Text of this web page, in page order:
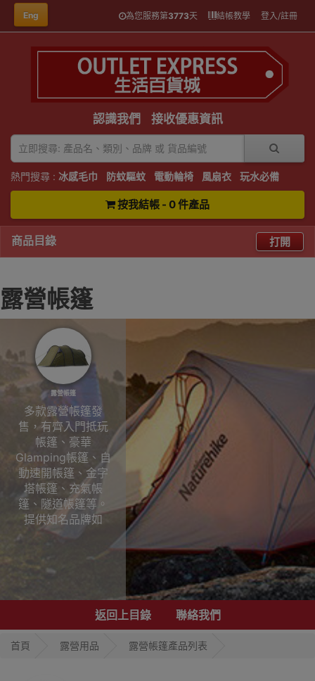
Eng 為您服務第3773天 結帳教學 登入/註冊
認識我們 接收優惠資訊
熱門搜尋 : 冰感毛巾 防蚊驅蚊 電動輪椅 風扇衣 玩水必備
按我結帳 - 0 件產品
商品目錄 打開
露營帳篷
露營帳篷
多款露營帳篷發
售，有齊入門抵玩
帳篷、豪華
Glamping帳篷、自
動速開帳篷、金字
塔帳篷、充氣帳
篷、隧道帳篷等。
提供知名品牌如
Coleman、
Blackdog、
GARDEN等。大部
分帳篷皆具有防水
防雨功能，讓你輕
鬆Camping。選擇
返回上目錄 聯絡我們
首頁 露營用品 露營帳篷產品列表